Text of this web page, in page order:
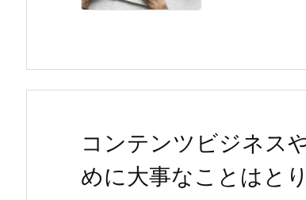
コンテンツビジネス
めに大事なことはと